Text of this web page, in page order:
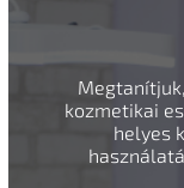
kozmetikai
helyes